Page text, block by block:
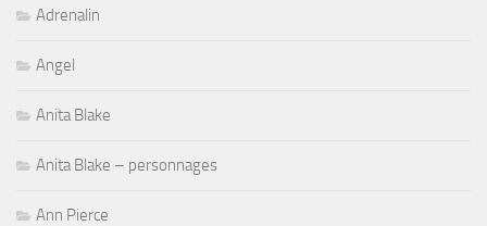
Adrenalin
Angel
Anita Blake
Anita Blake – personnages
Ann Pierce